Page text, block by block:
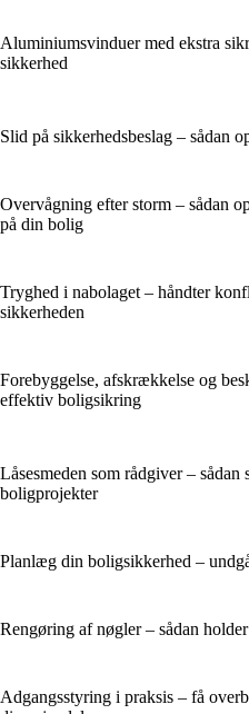
Aluminiumsvinduer med ekstra
sikkerhed
Slid på sikkerhedsbeslag – sådan
Overvågning efter storm – sådan
på din bolig
Tryghed i nabolaget – håndter
sikkerheden
Forebyggelse, afskrækkelse og
effektiv boligsikring
Låsesmeden som rådgiver –
boligprojekter
Planlæg din boligsikkerhed –
Rengøring af nøgler – sådan
Adgangsstyring i praksis – få